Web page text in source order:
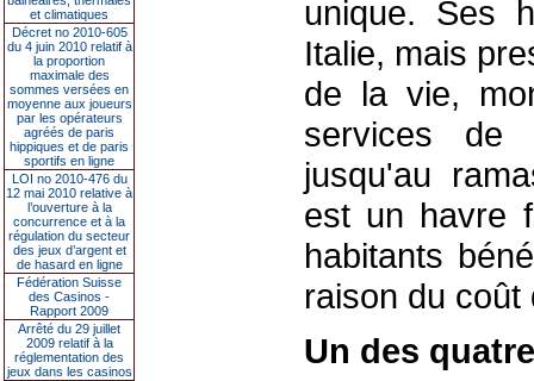
et climatiques
Décret no 2010-605
du 4 juin 2010 relatif à
la proportion
maximale des
sommes versées en
moyenne aux joueurs
par les opérateurs
agréés de paris
hippiques et de paris
sportifs en ligne
LOI no 2010-476 du
12 mai 2010 relative à
l’ouverture à la
concurrence et à la
régulation du secteur
des jeux d’argent et
de hasard en ligne
Fédération Suisse
des Casinos -
Rapport 2009
Arrêté du 29 juillet
2009 relatif à la
réglementation des
jeux dans les casinos
unique. Ses
Italie, mais
de la vie,
services de
jusqu'au
est un havre
habitants
raison du coût
Un des